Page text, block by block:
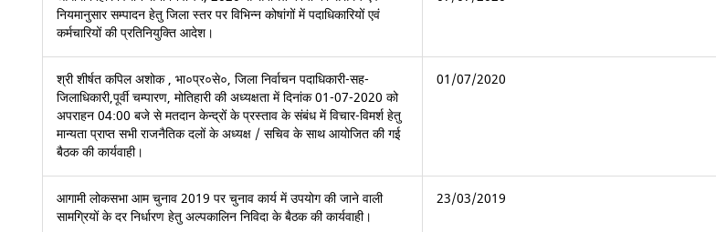
नियमानुसार सम्पादन हेतु जिला स्तर पर विभिन्न कोषांगों में पदाधिकारियों एवं
कर्मचारियों की प्रतिनियुक्ति आदेश।
श्री शीर्षत कपिल अशोक , भा०प्र०से०, जिला निर्वाचन पदाधिकारी-सह-
जिलाधिकारी,पूर्वी चम्पारण, मोतिहारी की अध्यक्षता में दिनांक 01-07-2020 को
अपराहन 04:00 बजे से मतदान केन्द्रों के प्रस्ताव के संबंध में विचार-विमर्श हेतु
मान्यता प्राप्त सभी राजनैतिक दलों के अध्यक्ष / सचिव के साथ आयोजित की गई
बैठक की कार्यवाही।
01/07/2020
आगामी लोकसभा आम चुनाव 2019 पर चुनाव कार्य में उपयोग की जाने वाली
सामग्रियों के दर निर्धारण हेतु अल्पकालिन निविदा के बैठक की कार्यवाही।
23/03/2019